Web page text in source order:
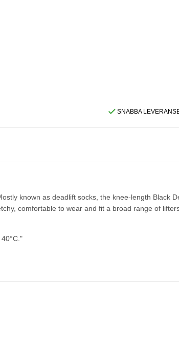
SNABBA
known as deadlift socks, the knee-length Black
comfortable to wear and fit a broad range of